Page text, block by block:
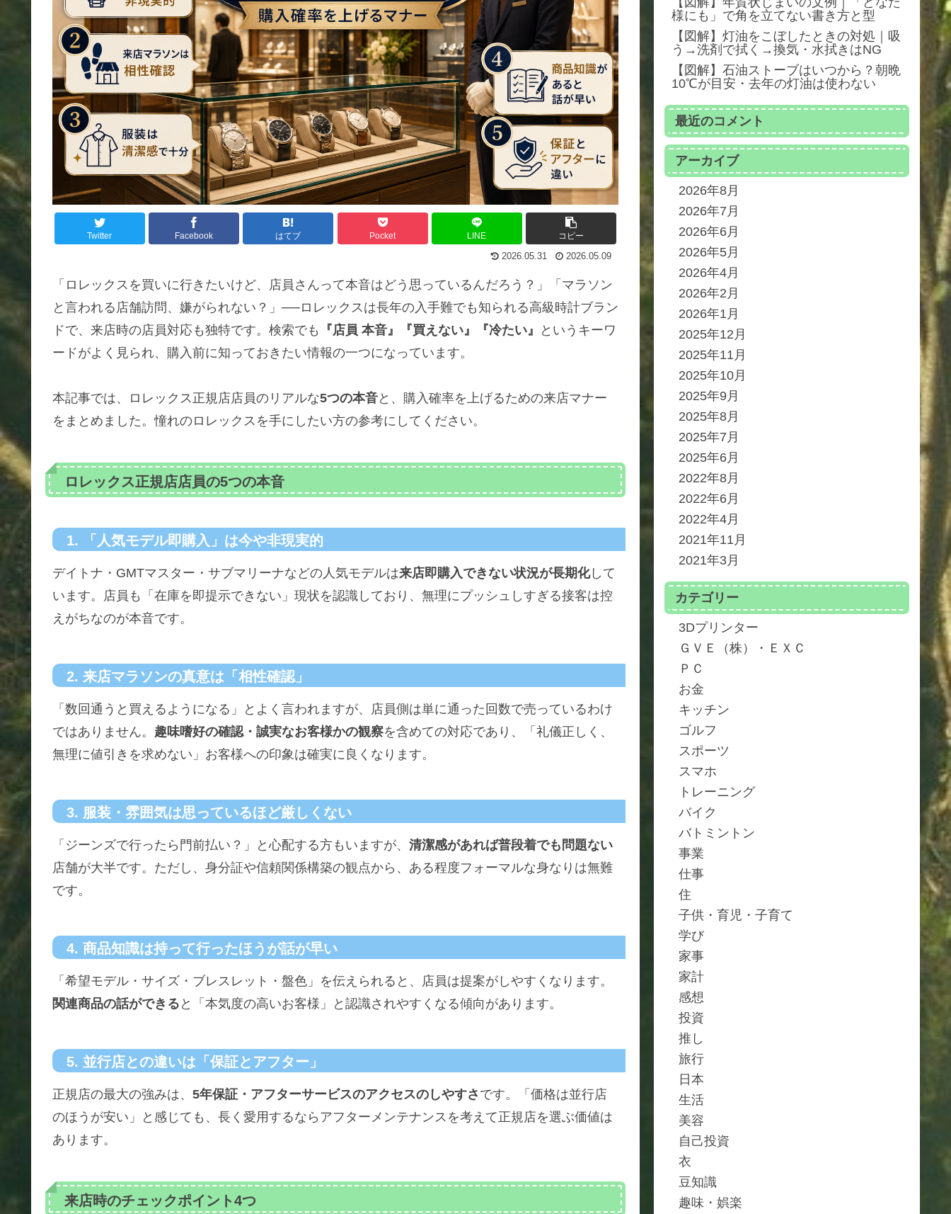
Twitter Facebook はてブ Pocket LINE コピー
2026.05.31 2026.05.09
「ロレックスを買いに行きたいけど、店員さんって本音はどう思っているんだろう？」「マラソン
と言われる店舗訪問、嫌がられない？」──ロレックスは長年の入手難でも知られる高級時計ブラン
ドで、来店時の店員対応も独特です。検索でも
『店員 本音』『買えない』『冷たい』
というキーワ
ードがよく見られ、購入前に知っておきたい情報の一つになっています。
本記事では、ロレックス正規店店員のリアルな5つの本音と、購入確率を上げるための来店マナー
をまとめました。憧れのロレックスを手にしたい方の参考にしてください。
ロレックス正規店店員の5つの本音
1. 「人気モデル即購入」は今や非現実的
デイトナ・GMTマスター・サブマリーナなどの人気モデルは来店即購入できない状況が長期化して
います。店員も「在庫を即提示できない」現状を認識しており、無理にプッシュしすぎる接客は控
えがちなのが本音です。
2. 来店マラソンの真意は「相性確認」
「数回通うと買えるようになる」とよく言われますが、店員側は単に通った回数で売っているわけ
ではありません。 趣味嗜好の確認・誠実なお客様かの観察を含めての対応であり、「礼儀正しく、
無理に値引きを求めない」お客様への印象は確実に良くなります。
3. 服装・雰囲気は思っているほど厳しくない
「ジーンズで行ったら門前払い？」と心配する方もいますが、 清潔感があれば普段着でも問題ない
店舗が大半です。ただし、身分証や信頼関係構築の観点から、ある程度フォーマルな身なりは無難
です。
4. 商品知識は持って行ったほうが話が早い
「希望モデル・サイズ・ブレスレット・盤色」を伝えられると、店員は提案がしやすくなります。
関連商品の話ができる と「本気度の高いお客様」と認識されやすくなる傾向があります。
5. 並行店との違いは「保証とアフター」
正規店の最大の強みは、 5年保証・アフターサービスのアクセスのしやすさ です。「価格は並行店
のほうが安い」と感じても、長く愛用するならアフターメンテナンスを考えて正規店を選ぶ価値は
あります。
来店時のチェックポイント4つ
様にも」で角を立てない書き方と型
【図解】灯油をこぼしたときの対処｜吸
う→洗剤で拭く→換気・水拭きはNG
【図解】石油ストーブはいつから？朝晩
10℃が目安・去年の灯油は使わない
最近のコメント
アーカイブ
2026年8月
2026年7月
2026年6月
2026年5月
2026年4月
2026年2月
2026年1月
2025年12月
2025年11月
2025年10月
2025年9月
2025年8月
2025年7月
2025年6月
2022年8月
2022年6月
2022年4月
2021年11月
2021年3月
カテゴリー
3Dプリンター
ＧＶＥ（株）・ＥＸＣ
ＰＣ
お金
キッチン
ゴルフ
スポーツ
スマホ
トレーニング
バイク
バトミントン
事業
仕事
住
子供・育児・子育て
学び
家事
家計
感想
投資
推し
旅行
日本
生活
美容
自己投資
衣
豆知識
趣味・娯楽